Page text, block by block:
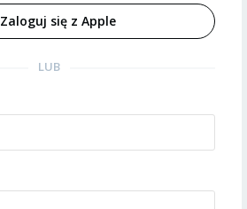
Zaloguj się z Apple
LUB